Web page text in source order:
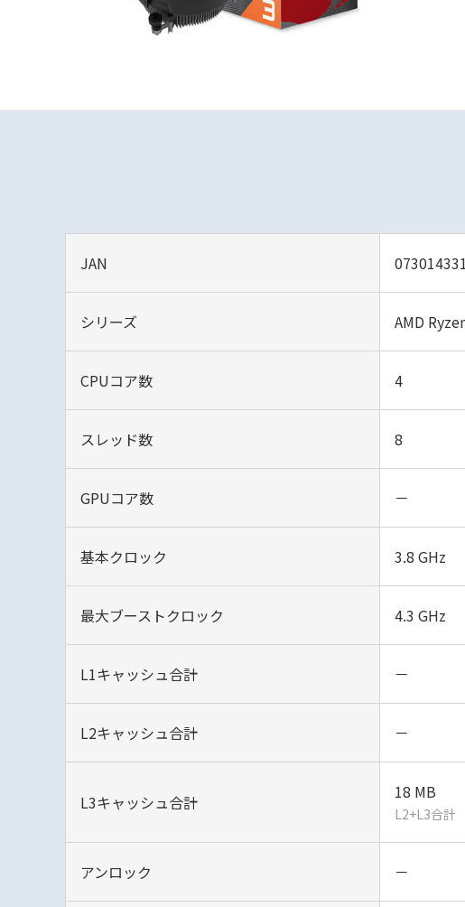
JAN
シリーズ AMD
CPUコア数 4
スレッド数 8
GPUコア数 －
基本クロック 3.8 GHz
最大ブーストクロック 4.3 GHz
L1キャッシュ合計 －
L2キャッシュ合計 －
L3キャッシュ合計 18 MB
L2+L3合計
アンロック －